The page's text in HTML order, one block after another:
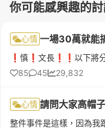
你可能感興趣的
心情
85
45 29,832
心情 請問大家高帽